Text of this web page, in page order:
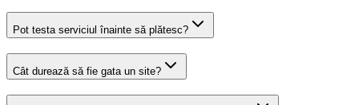
Pot testa serviciul înainte să plătesc?
Cât durează să fie gata un site?